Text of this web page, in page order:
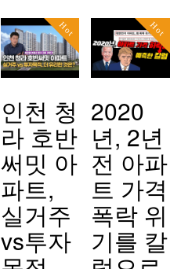
Hot
인천 청
라 호반
써밋 아
파트,
실거주
vs투자
Hot
2020
년, 2년
전 아파
트 가격
폭락 위
기를 칼